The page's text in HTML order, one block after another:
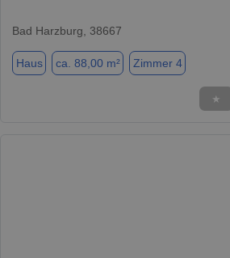
Bad Harzburg, 38667
Haus ca. 88,00 m² Zimmer 4
★